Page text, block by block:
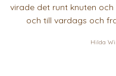
virade det runt knuten
och till vardags och
Hilda